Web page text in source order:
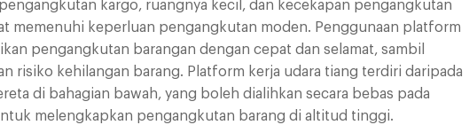
kargo, ruangnya kecil, dan kecekapan pengangkutan
memenuhi keperluan pengangkutan moden. Penggunaan platform
pengangkutan barangan dengan cepat dan selamat, sambil
risiko kehilangan barang. Platform kerja udara tiang terdiri daripada
di bahagian bawah, yang boleh dialihkan secara bebas pada
melengkapkan pengangkutan barang di altitud tinggi.